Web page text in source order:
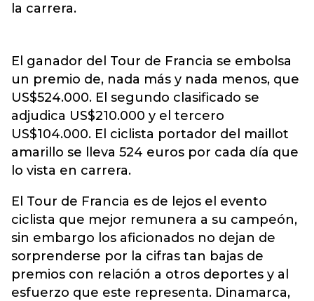
la carrera.
El ganador del Tour de Francia se embolsa
un premio de, nada más y nada menos, que
US$524.000. El segundo clasificado se
adjudica US$210.000 y el tercero
US$104.000. El ciclista portador del maillot
amarillo se lleva 524 euros por cada día que
lo vista en carrera.
El Tour de Francia es de lejos el evento
ciclista que mejor remunera a su campeón,
sin embargo los aficionados no dejan de
sorprenderse por la cifras tan bajas de
premios con relación a otros deportes y al
esfuerzo que este representa. Dinamarca,